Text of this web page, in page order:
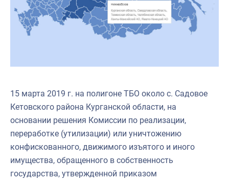
15 марта 2019 г. на полигоне ТБО около с. Садовое
Кетовского района Курганской области, на
основании решения Комиссии по реализации,
переработке (утилизации) или уничтожению
конфискованного, движимого изъятого и иного
имущества, обращенного в собственность
государства, утвержденной приказом